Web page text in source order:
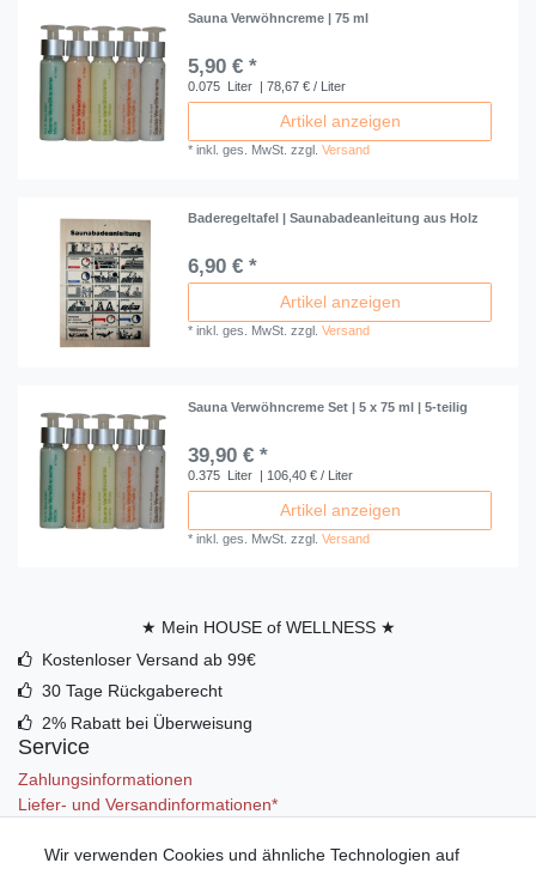
Sauna Verwöhncreme | 75 ml
5,90 € *
0.075 Liter | 78,67 € / Liter
Artikel anzeigen
*inkl. ges. MwSt. zzgl.Versand
Baderegeltafel | Saunabadeanleitung aus Holz
6,90 € *
Artikel anzeigen
*inkl. ges. MwSt. zzgl.Versand
Sauna Verwöhncreme Set | 5 x 75 ml | 5-teilig
39,90 € *
0.375 Liter | 106,40 € / Liter
Artikel anzeigen
*inkl. ges. MwSt. zzgl.Versand
★ Mein HOUSE of WELLNESS ★
Kostenloser Versand ab 99€
30 Tage Rückgaberecht
2% Rabatt bei Überweisung
Service
Zahlungsinformationen
Liefer- und Versandinformationen*
Wir verwenden Cookies und ähnliche Technologien auf